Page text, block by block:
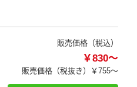
販売価格（税込）
￥830～
販売価格（税抜き） ￥755～